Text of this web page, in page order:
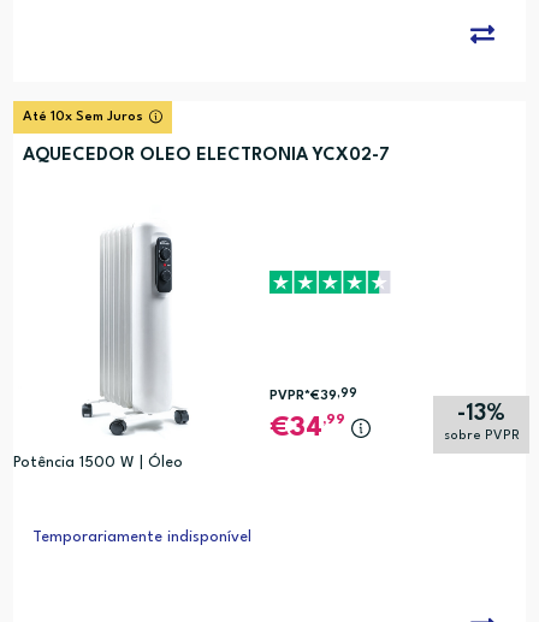
Até 10x Sem Juros
AQUECEDOR OLEO ELECTRONIA YCX02-7
Potência 1500 W | Óleo
-13%
sobre PVPR
PVPR*€39 ,99
34,99
Temporariamente indisponível